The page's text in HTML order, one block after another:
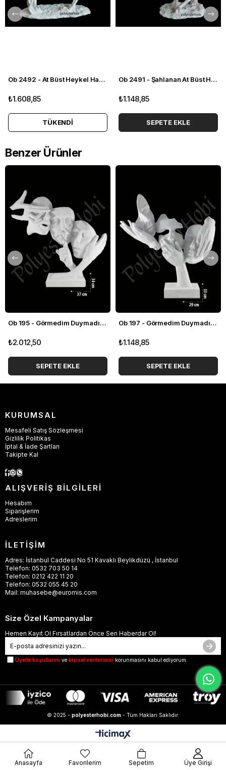
Ob 2492 - At Büst Heykel Ham Polyester Ev ,Ofis Dekor
₺1.608,85
TÜKENDI
Ob 2491 - Şahlanan At Büst Heykel Ham Polyester Ev ,Ofis Dekor
₺1.148,85
SEPETE EKLE
Benzer Ürünler
Ob 195 - Görmedim Duymadım Bilmiyorum 1 Ham Polyester Obje
₺2.012,50
SEPETE EKLE
Ob 197 - Görmedim Duymadım Bilmiyorum Maske 2 Ham Polyester Obje
₺1.148,85
SEPETE EKLE
KURUMSAL
Mesafeli Satış Sözleşmesi
Gizlilik Politikas
İptal & İade Şartları
Takipte Kal
ALIŞVERİŞ BİLGİLERİ
Hesabım
Siparişlerim
Adreslerim
İLETİŞİM
Adres: İstanbul Caddesi No 51 Kavaklı Beylikdüzü , İstanbul
Telefon: 0532 703 50 14
Telefon: 0212 422 11 20
Telefon: 0532 055 45 20
Mail: muhasebe@euromis.com
Size Özel Kampanyalar
Hemen Kayıt Ol Fırsatlardan Önce Sen Haberdar Ol!
Üyelik koşullarını ve kişisel verilerimin korunmasını kabul ediyorum.
© 2025 - polyesterhobi.com - Tüm Hakları Saklıdır.
Anasayfa Favorilerim Sepetim Üye Girişi